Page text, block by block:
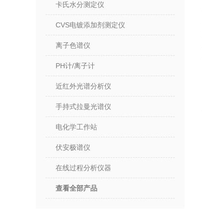
卡氏水分测定仪
CVS电镀添加剂测定仪
离子色谱仪
PH计/离子计
近红外光谱分析仪
手持式拉曼光谱仪
电化学工作站
伏安极谱仪
在线过程分析仪器
查看全部产品